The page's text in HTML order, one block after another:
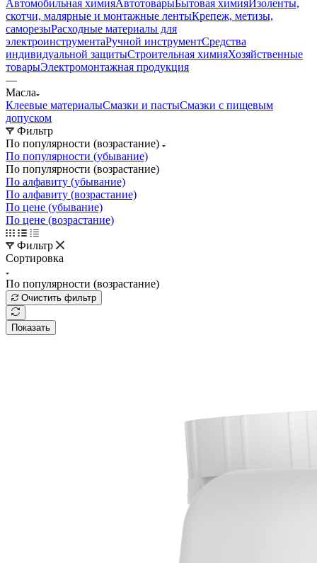
Автомобильная химияАвтотоварыБытовая химияИзоленты,
скотчи, малярные и монтажные лентыКрепеж, метизы,
саморезыРасходные материалы для
электроинструментаРучной инструментСредства
индивидуальной защитыСтроительная химияХозяйственные
товарыЭлектромонтажная продукция
—
Масла
Клеевые материалыСмазки и пастыСмазки с пищевым
допуском
Фильтр
По популярности (возрастание)
По популярности (убывание)
По популярности (возрастание)
По алфавиту (убывание)
По алфавиту (возрастание)
По цене (убывание)
По цене (возрастание)
Фильтр
Сортировка
По популярности (возрастание)
Очистить фильтр
Показать